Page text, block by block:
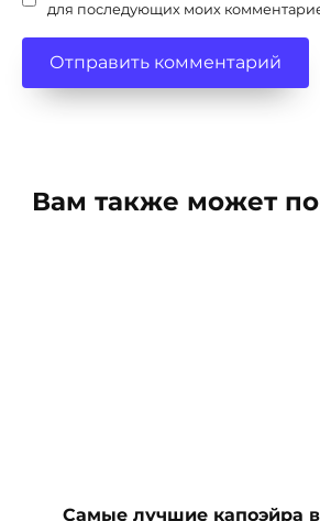
для последующих моих
Вам также может
Самые лучшие капоэйра